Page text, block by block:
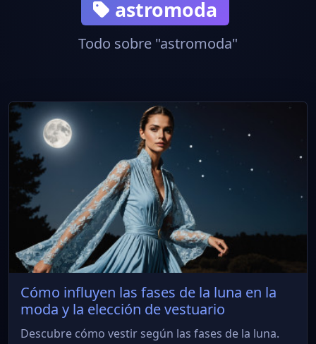
astromoda
Todo sobre "astromoda"
Cómo influyen las fases de la luna en la
moda y la elección de vestuario
Descubre cómo vestir según las fases de la luna.